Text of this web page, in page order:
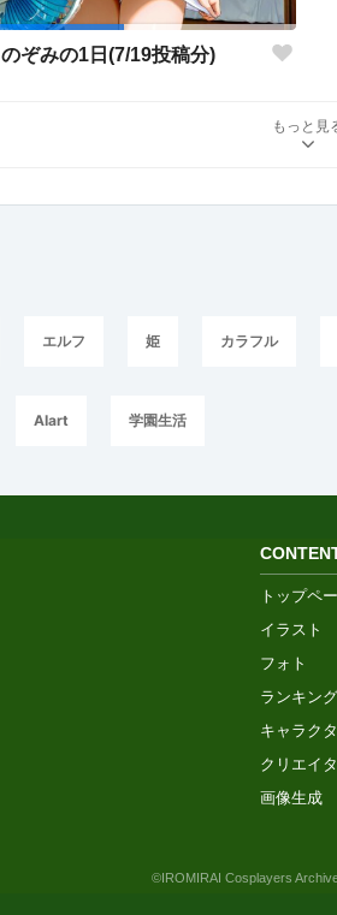
のぞみの1日(7/19投稿分)
もっと見
エルフ 姫 カラフル
AIart 学園生活
トップペ
イラスト
フォト
ランキング
キャラク
クリエイ
画像生成
©IROMIRAI Cosplayers